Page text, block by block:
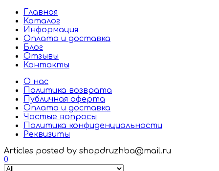
Главная
Каталог
Информация
Оплата и доставка
Блог
Отзывы
Контакты
О нас
Политика возврата
Публичная оферта
Оплата и доставка
Частые вопросы
Политика конфиденциальности
Реквизиты
Articles posted by shopdruzhba@mail.ru
0